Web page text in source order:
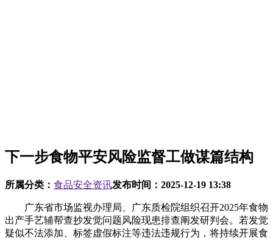
下一步食物平安风险监督工做谋篇结构
所属分类： 食品安全资讯发布时间： 2025-12-19 13:38
广东省市场监视办理局、广东质检院组织召开2025年食物
出产手艺辅帮查抄发觉问题风险现患排查阐发研判会。若发觉
疑似不法添加、标签虚假标注等违法违规行为，将持续开展食